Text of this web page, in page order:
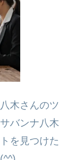
木さんのツ
バンナ八木
を見つけた